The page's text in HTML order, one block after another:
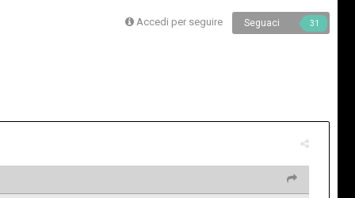
Accedi per seguire Seguaci 31